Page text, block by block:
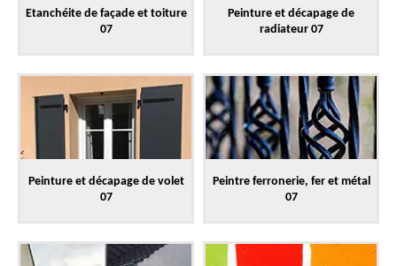
Etanchéite de façade et toiture
07
Peinture et décapage de
radiateur 07
Peinture et décapage de volet
07
Peintre ferronerie, fer et métal
07